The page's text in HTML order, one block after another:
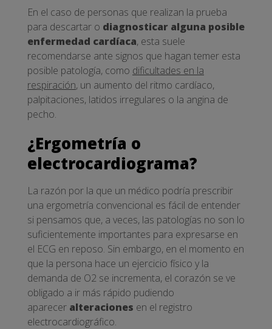
En el caso de personas que realizan la prueba
para descartar o diagnosticar alguna posible
enfermedad cardíaca, esta suele
recomendarse ante signos que hagan temer esta
posible patología, como dificultades en la
respiración, un aumento del ritmo cardíaco,
palpitaciones, latidos irregulares o la angina de
pecho.
¿Ergometría o
electrocardiograma?
La razón por la que un médico podría prescribir
una ergometría convencional es fácil de entender
si pensamos que, a veces, las patologías no son lo
suficientemente importantes para expresarse en
el ECG en reposo. Sin embargo, en el momento en
que la persona hace un ejercicio físico y la
demanda de O2 se incrementa, el corazón se ve
obligado a ir más rápido pudiendo
aparecer alteraciones en el registro
electrocardiográfico.